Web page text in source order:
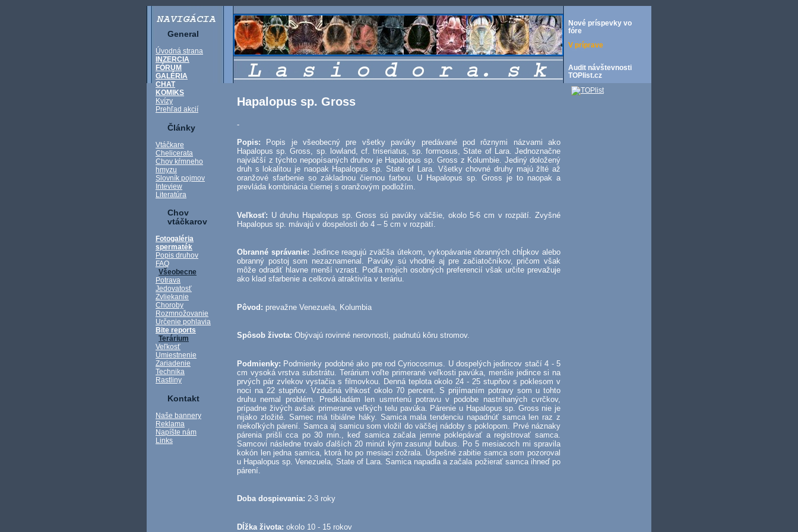
General
Úvodná strana
INZERCIA
FÓRUM
GALÉRIA
CHAT
KOMIKS
Kvízy
Prehľad akcií
Články
Vtáčkare
Chelicerata
Chov kŕmneho
hmyzu
Slovník pojmov
Inteview
Literatúra
Chov
vtáčkarov
Fotogaléria
spermaték
Popis druhov
FAQ
Všeobecne
Potrava
Jedovatosť
Zvliekanie
Choroby
Rozmnožovanie
Určenie pohlavia
Bite reports
Terárium
Veľkosť
Umiestnenie
Zariadenie
Technika
Rastliny
Kontakt
Naše bannery
Reklama
Napíšte nám
Links
Hapalopus sp. Gross
-
Popis:
Popis je všeobecný pre všetky pavúky predávané pod rôznymi názvami ako
Hapalopus sp. Gross, sp. lowland, cf. triseriatus, sp. formosus, State of Lara. Jednoznačne
najväčší z týchto nepopísaných druhov je Hapalopus sp. Gross z Kolumbie. Jediný doložený
druh s lokalitou je naopak Hapalopus sp. State of Lara. Všetky chovné druhy majú žlté až
oranžové sfarbenie so základnou čiernou farbou. U Hapalopus sp. Gross je to naopak a
prevláda kombinácia čiernej s oranžovým podložím.
Veľkosť: U druhu Hapalopus sp. Gross sú pavúky väčšie, okolo 5-6 cm v rozpätí. Zvyšné
Hapalopus sp. mávajú v dospelosti do 4 – 5 cm v rozpätí.
Obranné správanie: Jedince reagujú zväčša útekom, vykopávanie obranných chĺpkov alebo
obranný postoj som nezaznamenal. Pavúky sú vhodné aj pre začiatočníkov, pričom však
môže odradiť hlavne menší vzrast. Podľa mojich osobných preferencií však určite prevažuje
ako klad sfarbenie a celková atraktivita v teráriu.
Pôvod: prevažne Venezuela, Kolumbia
Spôsob života: Obývajú rovinné nerovnosti, padnutú kôru stromov.
Podmienky: Podmienky podobné ako pre rod Cyriocosmus. U dospelých jedincov stačí 4 - 5
cm vysoká vrstva substrátu. Terárium voľte primerané veľkosti pavúka, menšie jedince si na
prvých pár zvlekov vystačia s filmovkou. Denná teplota okolo 24 - 25 stupňov s poklesom v
noci na 22 stupňov. Vzdušná vlhkosť okolo 70 percent. S prijímaním potravy som u tohto
druhu nemal problém. Predkladám len usmrtenú potravu v podobe nastrihaných cvrčkov,
prípadne živých avšak primerane veľkých telu pavúka. Párenie u Hapalopus sp. Gross nie je
nijako zložité. Samec má tibiálne háky. Samica mala tendenciu napadnúť samca len raz z
niekoľkých párení. Samca aj samicu som vložil do väčšej nádoby s poklopom. Prvé náznaky
párenia prišli cca po 30 min., keď samica začala jemne poklepávať a registrovať samca.
Samcovi následne trvalo ďalších 20 minút kým zasunul bulbus. Po 5 mesiacoch mi spravila
kokón len jedna samica, ktorá ho po mesiaci zožrala. Úspešné zabitie samca som pozoroval
u Hapalopus sp. Venezuela, State of Lara. Samica napadla a začala požierať samca ihneď po
párení.
Doba dospievania: 2-3 roky
Dĺžka života: okolo 10 - 15 rokov
Nové príspevky vo
fóre
V príprave
Audit návštevnosti
TOPlist.cz